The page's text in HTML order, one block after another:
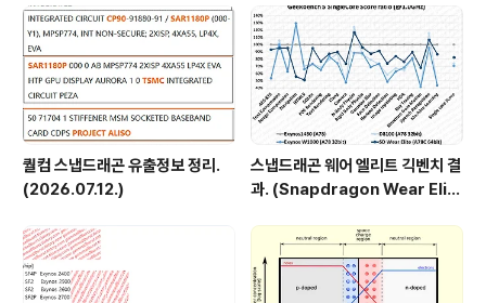
퀄컴 스냅드래곤 유출정보 정리.
(2026.07.12.)
스냅드래곤 웨어 엘리트 긱벤치 결
과. (Snapdragon Wear Elit